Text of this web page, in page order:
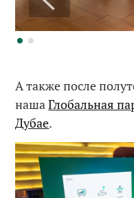
А также после
нашаГлобальная
Дубае.